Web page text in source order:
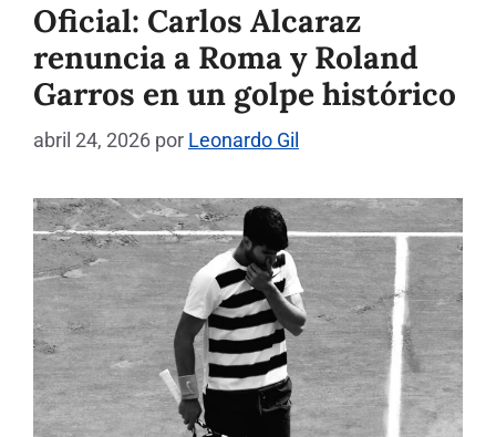
Oficial: Carlos Alcaraz
renuncia a Roma y Roland
Garros en un golpe histórico
abril 24, 2026 por Leonardo Gil